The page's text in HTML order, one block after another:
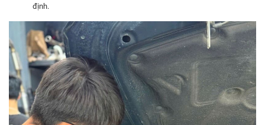
định.